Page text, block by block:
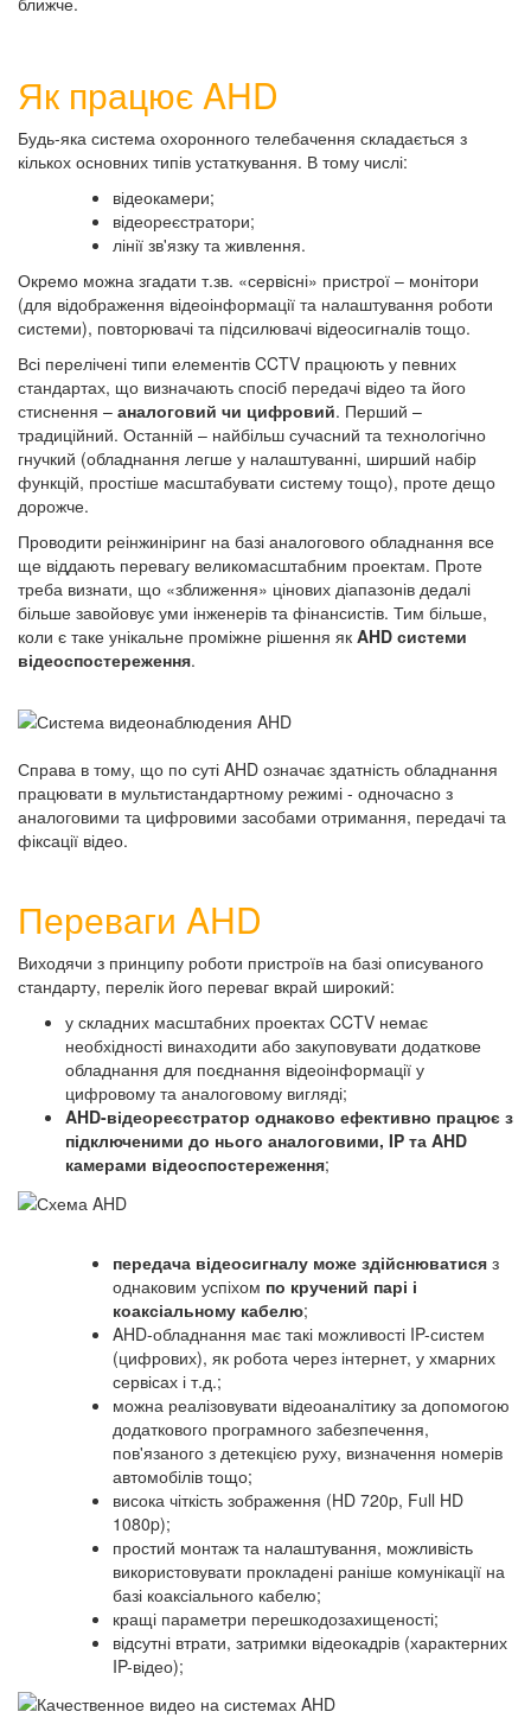
Як працює AHD
Будь-яка система охоронного телебачення складається з
кількох основних типів устаткування. В тому числі:
відеокамери;
відеореєстратори;
лінії зв'язку та живлення.
Окремо можна згадати т.зв. «сервісні» пристрої – монітори
(для відображення відеоінформації та налаштування роботи
системи), повторювачі та підсилювачі відеосигналів тощо.
Всі перелічені типи елементів CCTV працюють у певних
стандартах, що визначають спосіб передачі відео та його
стиснення – аналоговий чи цифровий. Перший –
традиційний. Останній – найбільш сучасний та технологічно
гнучкий (обладнання легше у налаштуванні, ширший набір
функцій, простіше масштабувати систему тощо), проте дещо
дорожче.
Проводити реінжиніринг на базі аналогового обладнання все
ще віддають перевагу великомасштабним проектам. Проте
треба визнати, що «зближення» цінових діапазонів дедалі
більше завойовує уми інженерів та фінансистів. Тим більше,
коли є таке унікальне проміжне рішення як AHD системи
відеоспостереження.
Справа в тому, що по суті AHD означає здатність обладнання
працювати в мультистандартному режимі - одночасно з
аналоговими та цифровими засобами отримання, передачі та
фіксації відео.
Переваги AHD
Виходячи з принципу роботи пристроїв на базі описуваного
стандарту, перелік його переваг вкрай широкий:
у складних масштабних проектах CCTV немає
необхідності винаходити або закуповувати додаткове
обладнання для поєднання відеоінформації у
цифровому та аналоговому вигляді;
AHD-відеореєстратор однаково ефективно працює з
підключеними до нього аналоговими, IP та AHD
камерами відеоспостереження;
передача відеосигналу може здійснюватися з
однаковим успіхом по кручений парі і
коаксіальному кабелю;
AHD-обладнання має такі можливості IP-систем
(цифрових), як робота через інтернет, у хмарних
сервісах і т.д.;
можна реалізовувати відеоаналітику за допомогою
додаткового програмного забезпечення,
пов'язаного з детекцією руху, визначення номерів
автомобілів тощо;
висока чіткість зображення (HD 720p, Full HD
1080p);
простий монтаж та налаштування, можливість
використовувати прокладені раніше комунікації на
базі коаксіального кабелю;
кращі параметри перешкодозахищеності;
відсутні втрати, затримки відеокадрів (характерних
IP-відео);